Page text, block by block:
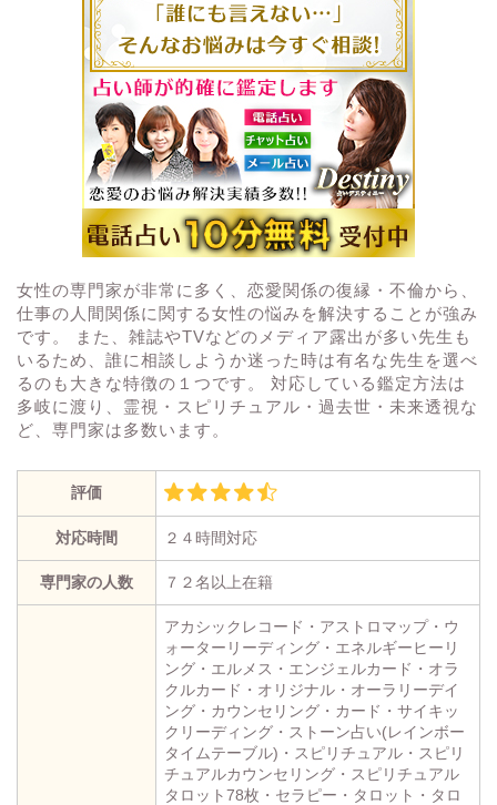
女性の専門家が非常に多く、恋愛関係の復縁・不倫から、
仕事の人間関係に関する女性の悩みを解決することが強み
です。 また、雑誌やTVなどのメディア露出が多い先生も
いるため、誰に相談しようか迷った時は有名な先生を選べ
るのも大きな特徴の１つです。 対応している鑑定方法は
多岐に渡り、霊視・スピリチュアル・過去世・未来透視な
ど、専門家は多数います。
評価
対応時間 ２４時間対応
専門家の人数 ７２名以上在籍
アカシックレコード・アストロマップ・ウ
ォーターリーディング・エネルギーヒーリ
ング・エルメス・エンジェルカード・オラ
クルカード・オリジナル・オーラリーデイ
ング・カウンセリング・カード・サイキッ
クリーディング・ストーン占い(レインボー
タイムテーブル)・スピリチュアル・スピリ
チュアルカウンセリング・スピリチュアル
タロット78枚・セラピー・タロット・タロ